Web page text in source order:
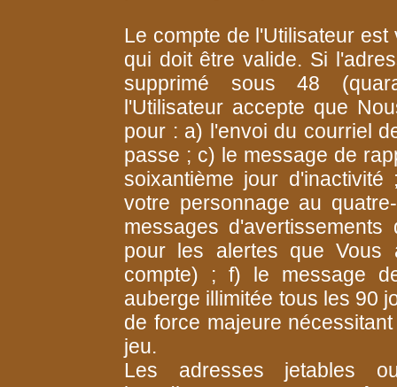
Le compte de l'Utilisateur
qui doit être valide. Si
supprimé sous 48
l'Utilisateur accepte que
pour : a) l'envoi du courriel
passe ; c) le message de
soixantième jour
votre personnage au
messages
pour les alertes que Vous
compte) ; f) le message
auberge illimitée tous les 90
de force majeure
jeu.
Les adresses jetables